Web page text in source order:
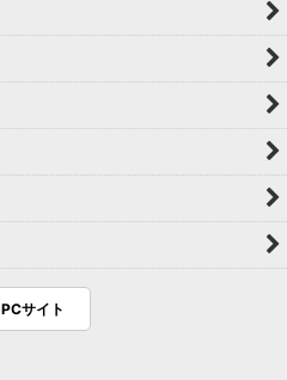
PCサイト